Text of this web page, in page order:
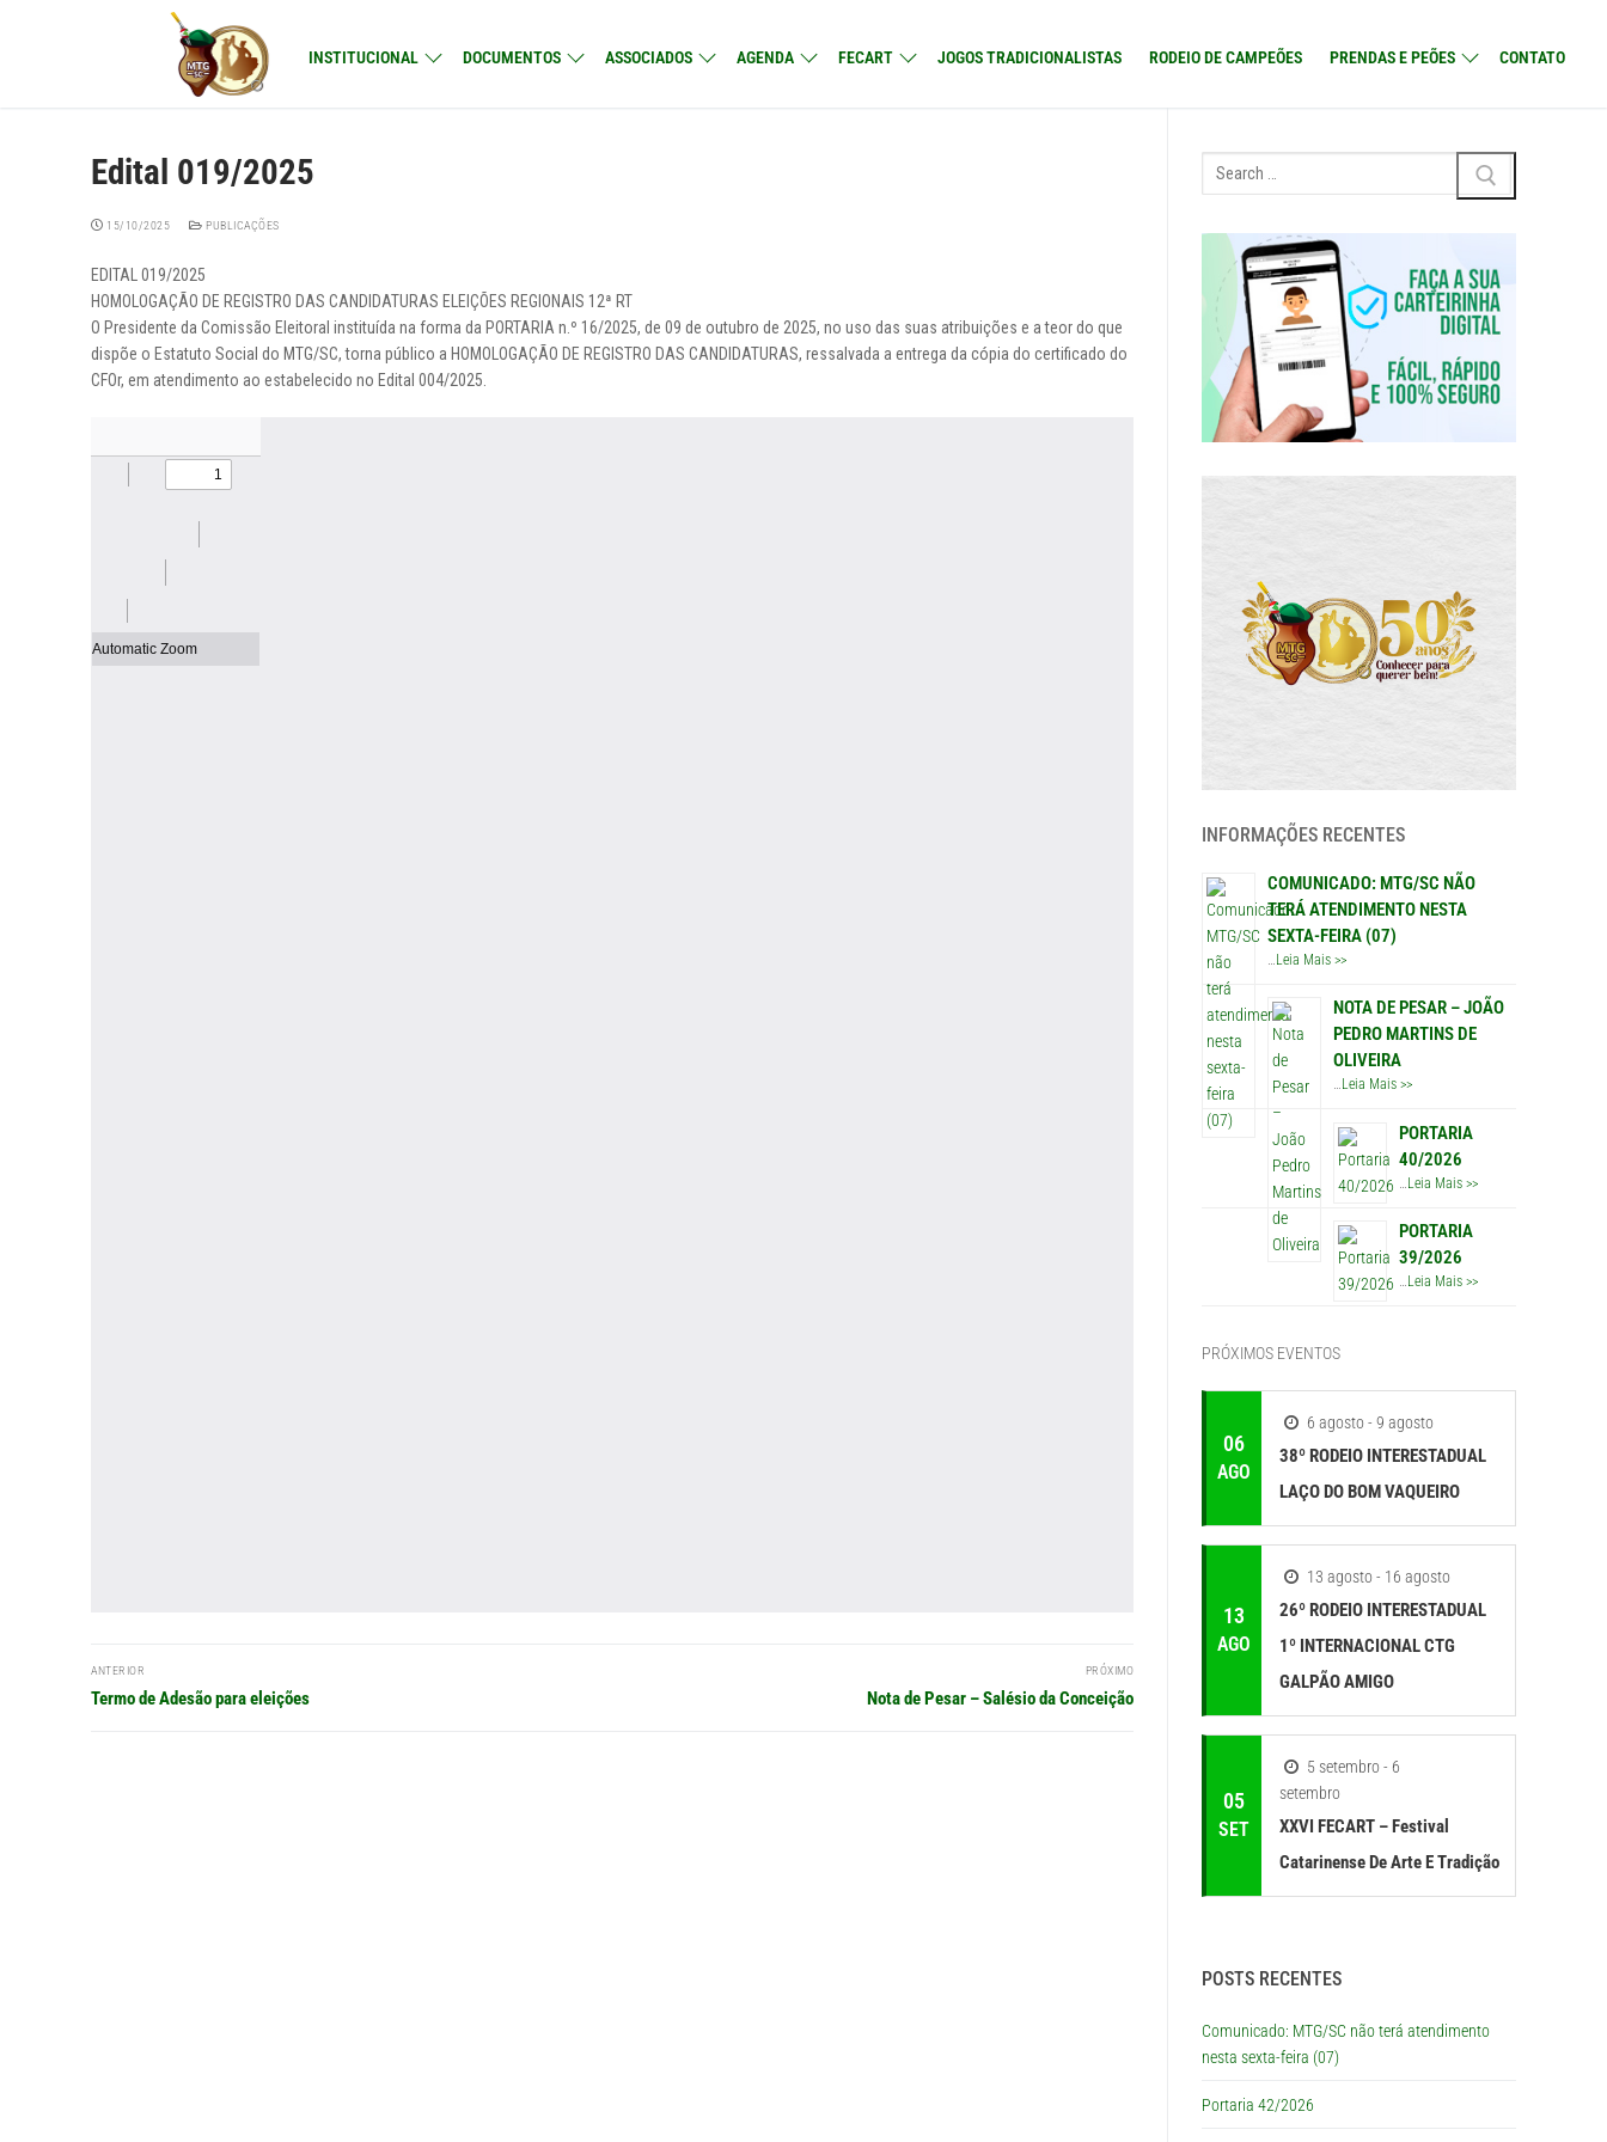
INSTITUCIONAL DOCUMENTOS ASSOCIADOS AGENDA FECART JOGOS TRADICIONALISTAS RODEIO DE CAMPEÕES PRENDAS E PEÕES CONTATO
Edital 019/2025
15/10/2025 PUBLICAÇÕES
EDITAL 019/2025
HOMOLOGAÇÃO DE REGISTRO DAS CANDIDATURAS ELEIÇÕES REGIONAIS 12ª RT
O Presidente da Comissão Eleitoral instituída na forma da PORTARIA n.º 16/2025, de 09 de outubro de 2025, no uso das suas atribuições e a teor do que
dispõe o Estatuto Social do MTG/SC, torna público a HOMOLOGAÇÃO DE REGISTRO DAS CANDIDATURAS, ressalvada a entrega da cópia do certificado do
CFOr, em atendimento ao estabelecido no Edital 004/2025.
Navegação
de
ANTERIOR
Post
Termo de Adesão para eleições
PRÓXIMO
Próximo
Nota de Pesar – Salésio da Conceição
Pesquisar
por:
INFORMAÇÕES RECENTES
COMUNICADO: MTG/SC NÃO
TERÁ ATENDIMENTO NESTA
SEXTA-FEIRA (07)
…Leia Mais >>
NOTA DE PESAR – JOÃO
PEDRO MARTINS DE
OLIVEIRA
…Leia Mais >>
PORTARIA
40/2026
Leia Mais >>
PORTARIA
39/2026
…Leia Mais >>
PRÓXIMOS EVENTOS
06
AGO
6 agosto - 9 agosto
38º RODEIO INTERESTADUAL
LAÇO DO BOM VAQUEIRO
13
AGO
13 agosto - 16 agosto
26º RODEIO INTERESTADUAL
1º INTERNACIONAL CTG
GALPÃO AMIGO
05
SET
5 setembro - 6
setembro
XXVI FECART – Festival
Catarinense De Arte E Tradição
POSTS RECENTES
Comunicado: MTG/SC não terá atendimento
nesta sexta-feira (07)
Portaria 42/2026